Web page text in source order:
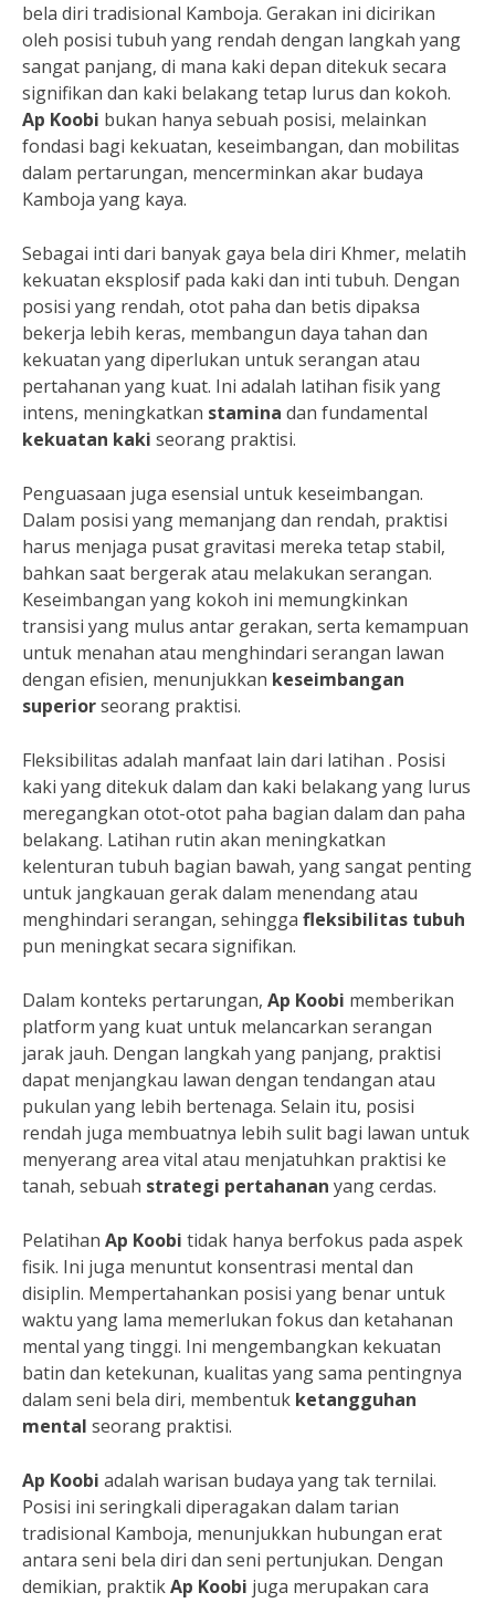
bela diri tradisional Kamboja. Gerakan ini dicirikan
oleh posisi tubuh yang rendah dengan langkah yang
sangat panjang, di mana kaki depan ditekuk secara
signifikan dan kaki belakang tetap lurus dan kokoh.
Ap Koobi bukan hanya sebuah posisi, melainkan
fondasi bagi kekuatan, keseimbangan, dan mobilitas
dalam pertarungan, mencerminkan akar budaya
Kamboja yang kaya.
Sebagai inti dari banyak gaya bela diri Khmer, melatih
kekuatan eksplosif pada kaki dan inti tubuh. Dengan
posisi yang rendah, otot paha dan betis dipaksa
bekerja lebih keras, membangun daya tahan dan
kekuatan yang diperlukan untuk serangan atau
pertahanan yang kuat. Ini adalah latihan fisik yang
intens, meningkatkan stamina dan fundamental
kekuatan kaki seorang praktisi.
Penguasaan juga esensial untuk keseimbangan.
Dalam posisi yang memanjang dan rendah, praktisi
harus menjaga pusat gravitasi mereka tetap stabil,
bahkan saat bergerak atau melakukan serangan.
Keseimbangan yang kokoh ini memungkinkan
transisi yang mulus antar gerakan, serta kemampuan
untuk menahan atau menghindari serangan lawan
dengan efisien, menunjukkan keseimbangan
superiorseorang praktisi.
Fleksibilitas adalah manfaat lain dari latihan . Posisi
kaki yang ditekuk dalam dan kaki belakang yang lurus
meregangkan otot-otot paha bagian dalam dan paha
belakang. Latihan rutin akan meningkatkan
kelenturan tubuh bagian bawah, yang sangat penting
untuk jangkauan gerak dalam menendang atau
menghindari serangan, sehingga fleksibilitas tubuh
pun meningkat secara signifikan.
Dalam konteks pertarungan, Ap Koobi memberikan
platform yang kuat untuk melancarkan serangan
jarak jauh. Dengan langkah yang panjang, praktisi
dapat menjangkau lawan dengan tendangan atau
pukulan yang lebih bertenaga. Selain itu, posisi
rendah juga membuatnya lebih sulit bagi lawan untuk
menyerang area vital atau menjatuhkan praktisi ke
tanah, sebuah strategi pertahanan yang cerdas.
Pelatihan Ap Koobi tidak hanya berfokus pada aspek
fisik. Ini juga menuntut konsentrasi mental dan
disiplin. Mempertahankan posisi yang benar untuk
waktu yang lama memerlukan fokus dan ketahanan
mental yang tinggi. Ini mengembangkan kekuatan
batin dan ketekunan, kualitas yang sama pentingnya
dalam seni bela diri, membentuk ketangguhan
mental seorang praktisi.
Ap Koobi adalah warisan budaya yang tak ternilai.
Posisi ini seringkali diperagakan dalam tarian
tradisional Kamboja, menunjukkan hubungan erat
antara seni bela diri dan seni pertunjukan. Dengan
demikian, praktikAp Koobi juga merupakan cara